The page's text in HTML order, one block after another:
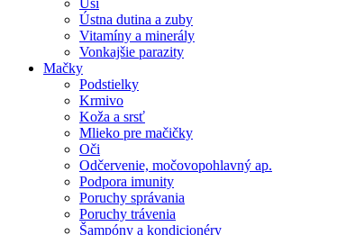
Uši
Ústna dutina a zuby
Vitamíny a minerály
Vonkajšie parazity
Mačky
Podstielky
Krmivo
Koža a srsť
Mlieko pre mačičky
Oči
Odčervenie, močovopohlavný ap.
Podpora imunity
Poruchy správania
Poruchy trávenia
Šampóny a kondicionéry